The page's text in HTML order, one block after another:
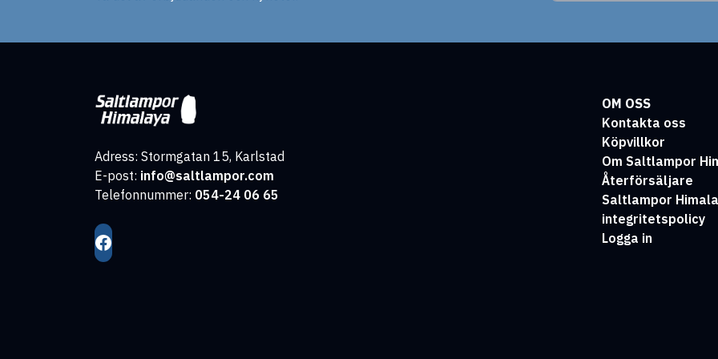
Adress: Stormgatan 15, Karlstad
E-post: info@saltlampor.com
Telefonnummer: 054-24 06 65
OM OSS
Kontakta oss
Köpvillkor
Om Saltlampor
Återförsäljare
Saltlampor
integritetspolicy
Logga in